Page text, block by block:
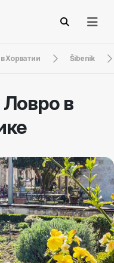
Хорватии Šibenik
в